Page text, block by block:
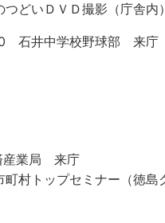
どいＤＶＤ撮影（庁舎内）
石井中学校野球部 来庁
業局 来庁
村トップセミナー（徳島